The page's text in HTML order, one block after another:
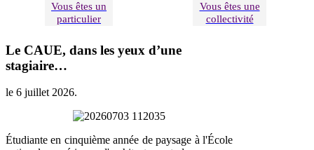
Vous êtes un
particulier
Vous êtes une
collectivité
Le CAUE, dans les yeux d’une
stagiaire…
le 6 juillet 2026.
Étudiante en cinquième année de paysage à l'École